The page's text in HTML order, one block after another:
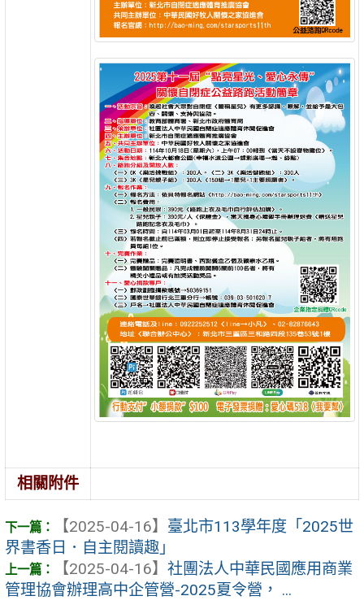
相關附件
【2025-04-16】 臺北市113學年度「2025世
界書香日．自主閱讀趣」
【2025-04-16】 社團法人中華民國應用商業
管理協會辦理高中企管營-2025夏令營， ...